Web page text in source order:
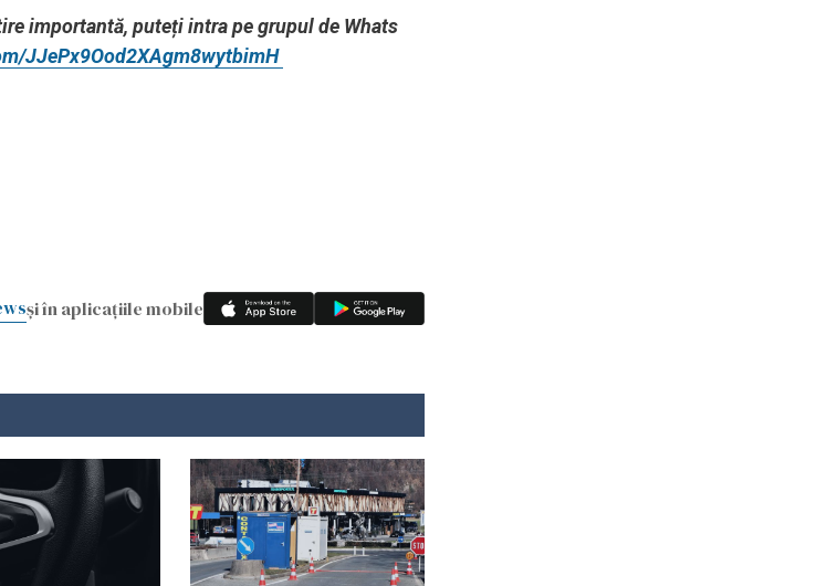
importantă, puteți intra pe grupul de Whats
JJePx9Ood2XAgm8wytbimH
și în aplicațiile mobile